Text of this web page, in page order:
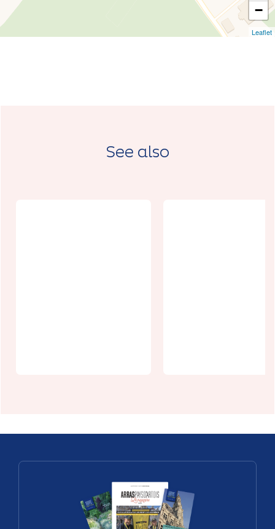
−
Leaflet
See also